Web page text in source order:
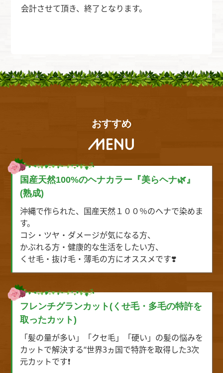
会計させて頂き、終了となります。
おすすめ
MENU
国産天然100%のヘナカラー『美らヘナ🌿』
(熟成)
沖縄で作られた、国産天然１００％のヘナで染めま
す。
コシ・ツヤ・ダメージが気になる方、
かぶれる方・健康的な生活をしたい方、
くせ毛・抜け毛・薄毛の方にオススメです❣️
フレンチグランカット(くせ毛・多毛の特許を
取ったカット)
「髪の量が多い」「クセ毛」「硬い」の髪の悩みを
カットで解決する“世界3ヵ国で特許を取得した3次
元カットです❗️